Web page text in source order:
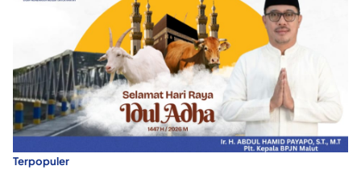
Terpopuler